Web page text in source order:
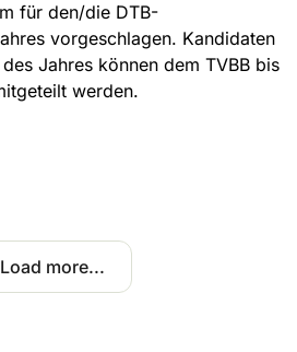
für den/die DTB-
vorgeschlagen. Kandidaten
Jahres können dem TVBB bis
werden.
Load more...